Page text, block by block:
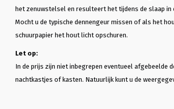
het zenuwstelsel en resulteert het tijdens de slaap
Mocht u de typische dennengeur missen of als het
schuurpapier het hout licht opschuren.
Let op:
In de prijs zijn niet inbegrepen eventueel afgebeelde
nachtkastjes of kasten. Natuurlijk kunt u de